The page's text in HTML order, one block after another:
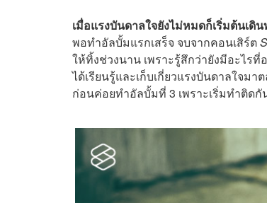
เมื่อแรงบันดาลใจยังไม่หมดก็เริ่มต้นเดิ
พอทำอัลบั้มแรกเสร็จ จบจากคอนเสิร์ต
ให้ทิ้งช่วงนาน เพราะรู้สึกว่ายังมีอะไร
ได้เรียนรู้และเก็บเกี่ยวแรงบันดาลใจม
ก่อนค่อยทำอัลบั้มที่ 3 เพราะเริ่มทำติด